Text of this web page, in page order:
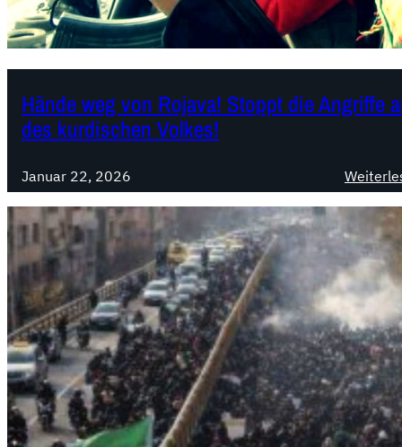
Hände weg von Rojava! Stoppt die Angriffe
des kurdischen Volkes!
Januar 22, 2026